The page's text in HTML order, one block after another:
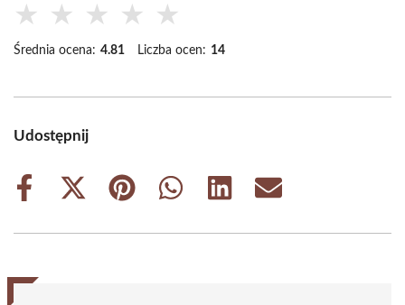
★ ★ ★ ★ ★
Średnia ocena: 4.81 Liczba ocen: 14
Udostępnij
Share
Share
(Twitter)
Share
Share
Share
Share